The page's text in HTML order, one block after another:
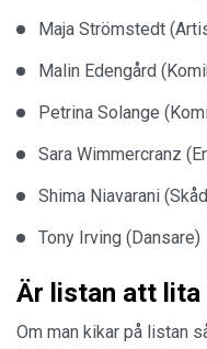
Maja Strömstedt
Malin Edengård
Petrina Solange
Sara Wimmercranz
Shima Niavarani
Tony Irving (Dansare)
Är listan att lita
Om man kikar på listan